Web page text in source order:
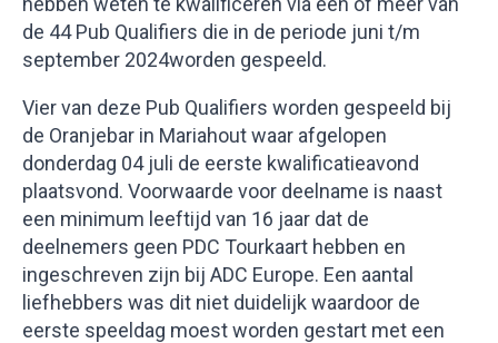
de 44 Pub Qualifiers die in de periode juni t/m
september 2024worden gespeeld.
Vier van deze Pub Qualifiers worden gespeeld bij
de Oranjebar in Mariahout waar afgelopen
donderdag 04 juli de eerste kwalificatieavond
plaatsvond. Voorwaarde voor deelname is naast
een minimum leeftijd van 16 jaar dat de
deelnemers geen PDC Tourkaart hebben en
ingeschreven zijn bij ADC Europe. Een aantal
liefhebbers was dit niet duidelijk waardoor de
eerste speeldag moest worden gestart met een